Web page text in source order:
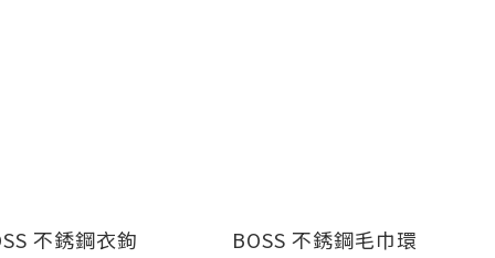
不銹鋼衣鉤
BOSS 不銹鋼毛巾環